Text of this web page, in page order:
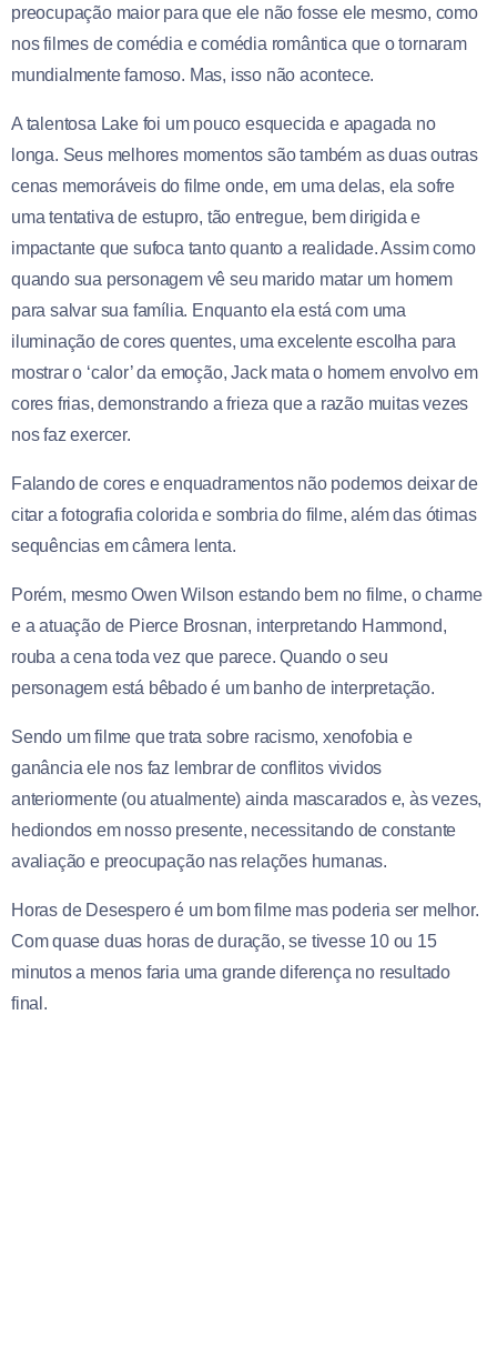
preocupação maior para que ele não fosse ele mesmo, como
nos filmes de comédia e comédia romântica que o tornaram
mundialmente famoso. Mas, isso não acontece.
A talentosa Lake foi um pouco esquecida e apagada no
longa. Seus melhores momentos são também as duas outras
cenas memoráveis do filme onde, em uma delas, ela sofre
uma tentativa de estupro, tão entregue, bem dirigida e
impactante que sufoca tanto quanto a realidade. Assim como
quando sua personagem vê seu marido matar um homem
para salvar sua família. Enquanto ela está com uma
iluminação de cores quentes, uma excelente escolha para
mostrar o ‘calor’ da emoção, Jack mata o homem envolvo em
cores frias, demonstrando a frieza que a razão muitas vezes
nos faz exercer.
Falando de cores e enquadramentos não podemos deixar de
citar a fotografia colorida e sombria do filme, além das ótimas
sequências em câmera lenta.
Porém, mesmo Owen Wilson estando bem no filme, o charme
e a atuação de Pierce Brosnan, interpretando Hammond,
rouba a cena toda vez que parece. Quando o seu
personagem está bêbado é um banho de interpretação.
Sendo um filme que trata sobre racismo, xenofobia e
ganância ele nos faz lembrar de conflitos vividos
anteriormente (ou atualmente) ainda mascarados e, às vezes,
hediondos em nosso presente, necessitando de constante
avaliação e preocupação nas relações humanas.
Horas de Desespero é um bom filme mas poderia ser melhor.
Com quase duas horas de duração, se tivesse 10 ou 15
minutos a menos faria uma grande diferença no resultado
final.